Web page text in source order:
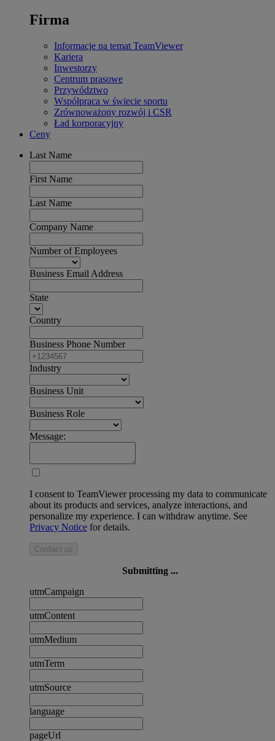
Firma
Informacje na temat TeamViewer
Kariera
Inwestorzy
Centrum prasowe
Przywództwo
Współpraca w świecie sportu
Zrównoważony rozwój i CSR
Ład korporacyjny
Ceny
Last Name
First Name
Last Name
Company Name
Number of Employees
Business Email Address
State
Country
Business Phone Number
Industry
Business Unit
Business Role
Message:
I consent to TeamViewer processing my data to communicate
about its products and services, analyze interactions, and
personalize my experience. I can withdraw anytime. See
Privacy Notice for details.
Contact us
Submitting ...
utmCampaign
utmContent
utmMedium
utmTerm
utmSource
language
pageUrl